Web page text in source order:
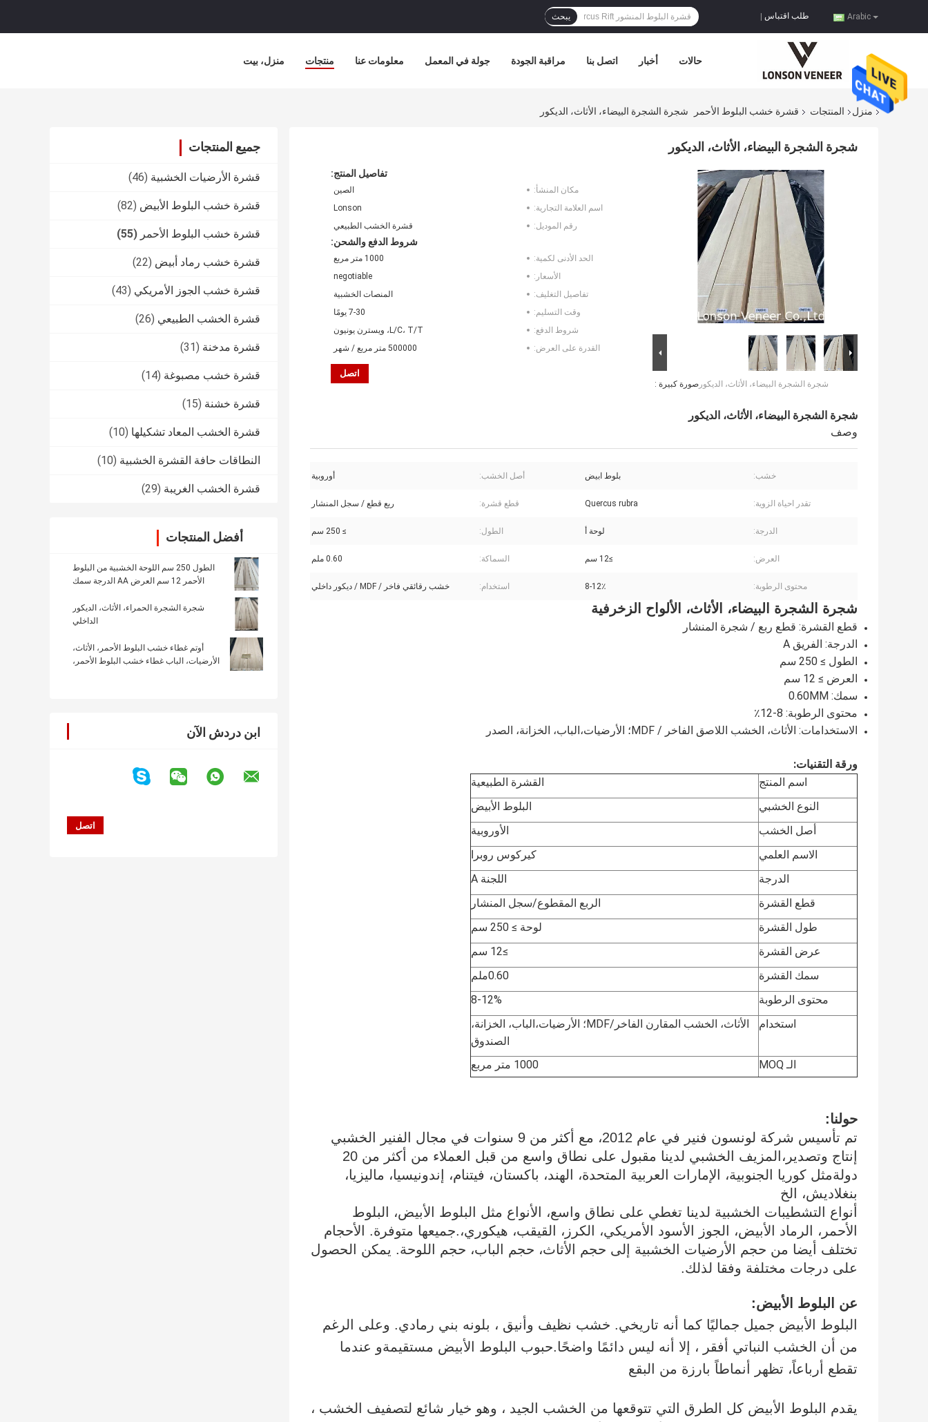
Arabic طلب اقتباس يبحث
منزل، بيت منتجات معلومات عنا جولة في المعمل مراقبة الجودة اتصل بنا أخبار حالات
منزل المنتجات قشرة خشب البلوط الأحمر شجرة الشجرة البيضاء، الأثاث، الديكور
جميع المنتجات
قشرة الأرضيات الخشبية (46)
قشرة خشب البلوط الأبيض (82)
قشرة خشب البلوط الأحمر (55)
قشرة خشب رماد أبيض (22)
قشرة خشب الجوز الأمريكي (43)
قشرة الخشب الطبيعي (26)
قشرة مدخنة (31)
قشرة خشب مصبوغة (14)
قشرة خشنة (15)
قشرة الخشب المعاد تشكيلها (10)
النطاقات حافة القشرة الخشبية (10)
قشرة الخشب الغريبة (29)
أفضل المنتجات
الطول 250 سم اللوحة الخشبية من البلوط
الأحمر 12 سم العرض AA الدرجة سمك
شجرة الشجرة الحمراء، الأثاث، الديكور
الداخلي
أوتم غطاء خشب البلوط الأحمر، الأثاث،
الأرضيات، الباب غطاء خشب البلوط الأحمر،
ابن دردش الآن
شجرة الشجرة البيضاء، الأثاث، الديكور
صورة كبيرة : شجرة الشجرة البيضاء، الأثاث، الديكور
تفاصيل المنتج:
مكان المنشأ:
الصين
اسم العلامة التجارية:
Lonson
رقم الموديل:
قشرة الخشب الطبيعي
شروط الدفع والشحن:
الحد الأدنى لكمية:
1000 متر مربع
الأسعار:
negotiable
تفاصيل التغليف:
المنصات الخشبية
وقت التسليم:
7-30 يومًا
شروط الدفع:
L/C، T/T، ويسترن يونيون
القدرة على العرض:
500000 متر مربع / شهر
اتصل
شجرة الشجرة البيضاء، الأثاث، الديكور
وصف
خشب: بلوط ابيض أصل الخشب: أوروبية
تقدر احياة الزوية: Quercus rubra قطع قشرة: ربع قطع / سجل المنشار
الدرجة: لوحة أ الطول: ≥ 250 سم
العرض: ≥12 سم السماكة: 0.60 ملم
محتوى الرطوبة: 8-12٪ استخدام: خشب رقائقي فاخر / MDF / ديكور داخلي
شجرة الشجرة البيضاء، الأثاث، الألواح الزخرفية
قطع القشرة: قطع ربع / شجرة المنشار
الدرجة: الفريق A
الطول ≥ 250 سم
العرض ≥ 12 سم
سمك: 0.60MM
محتوى الرطوبة: 8-12٪
الاستخدامات: الأثاث، الخشب اللاصق الفاخر / MDF؛ الأرضيات،الباب، الخزانة، الصدر
ورقة التقنيات:
اسم المنتج
القشرة الطبيعية
النوع الخشبي
البلوط الأبيض
أصل الخشب
الأوروبية
الاسم العلمي
كيركوس روبرا
الدرجة
اللجنة A
قطع القشرة
الربع المقطوع/سجل المنشار
طول القشرة
لوحة ≥ 250 سم
عرض القشرة
≥12 سم
سمك القشرة
0.60ملم
محتوى الرطوبة
8-12%
استخدام
الأثاث، الخشب المقارن الفاخر/MDF؛ الأرضيات،الباب، الخزانة،
الصندوق
الـ MOQ
1000 متر مربع
حولنا:
تم تأسيس شركة لونسون فنير في عام 2012، مع أكثر من 9 سنوات في مجال الفنير الخشبي
إنتاج وتصدير،المزيف الخشبي لدينا مقبول على نطاق واسع من قبل العملاء من أكثر من 20
دولةمثل كوريا الجنوبية، الإمارات العربية المتحدة، الهند، باكستان، فيتنام، إندونيسيا، ماليزيا،
بنغلاديش، الخ
أنواع التشطيبات الخشبية لدينا تغطي على نطاق واسع، الأنواع مثل البلوط الأبيض، البلوط
الأحمر، الرماد الأبيض، الجوز الأسود الأمريكي، الكرز، القيقب، هيكوري،.جميعها متوفرة. الأحجام
تختلف أيضا من حجم الأرضيات الخشبية إلى حجم الأثاث، حجم الباب، حجم اللوحة. يمكن الحصول
على درجات مختلفة وفقا لذلك.
عن البلوط الأبيض:
البلوط الأبيض جميل جماليًا كما أنه تاريخي. خشب نظيف وأنيق ، بلونه بني رمادي. وعلى الرغم
من أن الخشب النباتي أفقر ، إلا أنه ليس دائمًا واضحًا.حبوب البلوط الأبيض مستقيمةو عندما
تقطع أرباعاً، تظهر أنماطاً بارزة من البقع
يقدم البلوط الأبيض كل الطرق التي تتوقعها من الخشب الجيد ، وهو خيار شائع لتصفيف الخشب ،